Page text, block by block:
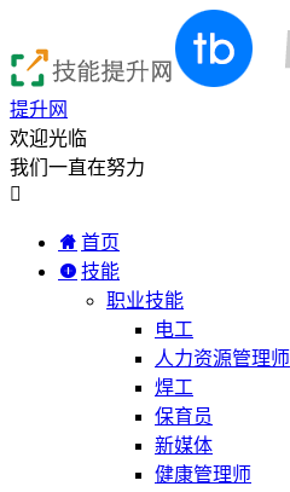
提升网
欢迎光临
我们一直在努力

首页
技能
职业技能
电工
人力资源管理师
焊工
保育员
新媒体
健康管理师